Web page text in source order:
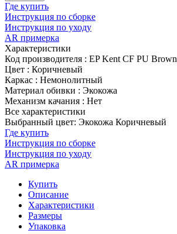
Где купить
Инструкция по сборке
Инструкция по уходу
AR примерка
Характеристики
Код производителя : EP Kent CF PU Brown
Цвет : Коричневый
Каркас : Немонолитный
Материал обивки : Экокожа
Механизм качания : Нет
Все характеристики
Выбранный цвет: Экокожа Коричневый
Где купить
Инструкция по сборке
Инструкция по уходу
AR примерка
Купить
Описание
Характеристики
Размеры
Упаковка